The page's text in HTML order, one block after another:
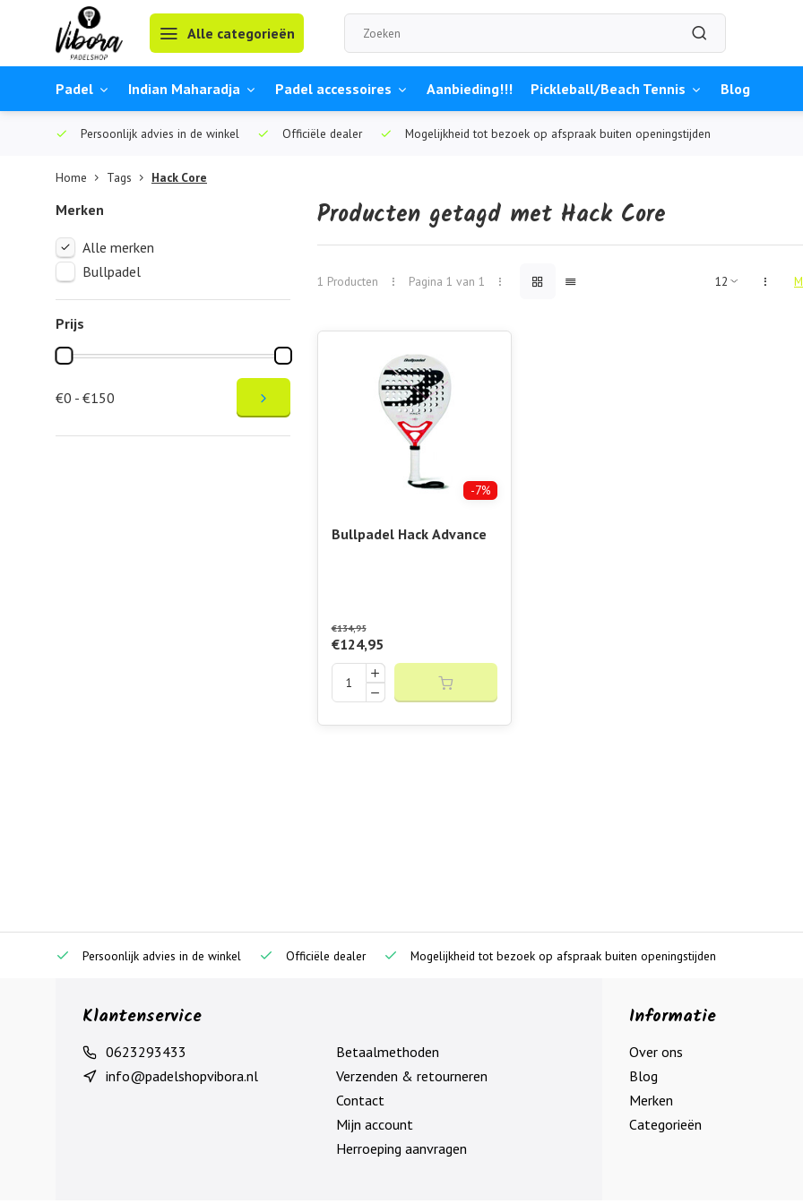
Alle categorieën
Padel Indian Maharadja Padel accessoires Aanbieding!!! Pickleball/Beach Tennis Blog
Persoonlijk advies in de winkel Officiële dealer Mogelijkheid tot bezoek op afspraak buiten openingstijden
Home Tags Hack Core
Merken
Alle merken
Bullpadel
Prijs
€0 - €150
Producten getagd met Hack Core
1 Producten Pagina 1 van 1
-7%
Bullpadel Hack Advance
€134,95
€124,95
Persoonlijk advies in de winkel Officiële dealer Mogelijkheid tot bezoek op afspraak buiten openingstijden
Klantenservice
0623293433
info@padelshopvibora.nl
Betaalmethoden
Verzenden & retourneren
Contact
Mijn account
Herroeping aanvragen
Informatie
Over ons
Blog
Merken
Categorieën